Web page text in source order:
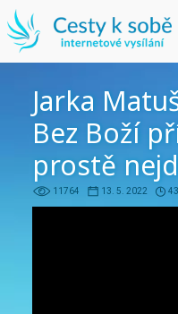
Jarka
Bez Boží
prostě
11764 13. 5. 2022